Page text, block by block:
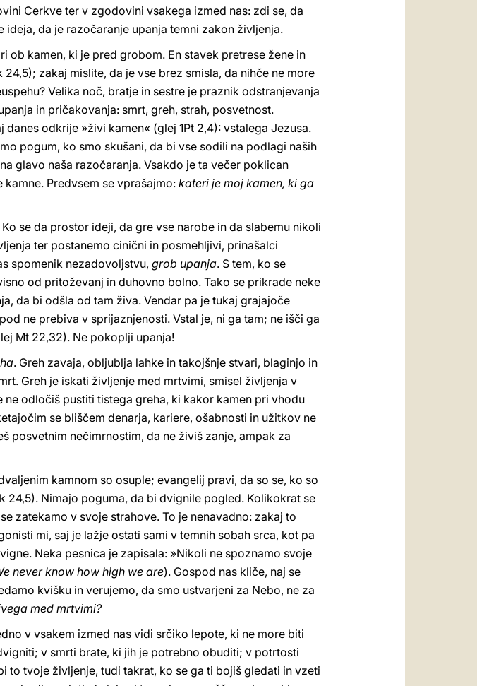
Cerkve ter v zgodovini vsakega izmed nas: zdi se, da
da je razočaranje upanja temni zakon življenja.
ob kamen, ki je pred grobom. En stavek pretrese žene in
zakaj mislite, da je vse brez smisla, da nihče ne more
Velika noč, bratje in sestre je praznik odstranjevanja
in pričakovanja: smrt, greh, strah, posvetnost.
odkrije »živi kamen« (glej 1Pt 2,4): vstalega Jezusa.
pogum, ko smo skušani, da bi vse sodili na podlagi naših
glavo naša razočaranja. Vsakdo je ta večer poklican
Predvsem se vprašajmo: kateri je moj kamen, ki ga
Ko se da prostor ideji, da gre vse narobe in da slabemu nikoli
ter postanemo cinični in posmehljivi, prinašalci
spomenik nezadovoljstvu, grob upanja. S tem, ko se
od pritoževanj in duhovno bolno. Tako se prikrade neke
da bi odšla od tam živa. Vendar pa je tukaj grajajoče
ne prebiva v sprijaznjenosti. Vstal je, ni ga tam; ne išči ga
Mt 22,32). Ne pokoplji upanja!
. Greh zavaja, obljublja lahke in takojšnje stvari, blaginjo in
Greh je iskati življenje med mrtvimi, smisel življenja v
ne odločiš pustiti tistega greha, ki kakor kamen pri vhodu
se bliščem denarja, kariere, ošabnosti in užitkov ne
posvetnim nečimrnostim, da ne živiš zanje, ampak za
kamnom so osuple; evangelij pravi, da so se, ko so
24,5). Nimajo poguma, da bi dvignile pogled. Kolikokrat se
zatekamo v svoje strahove. To je nenavadno: zakaj to
mi, saj je lažje ostati sami v temnih sobah srca, kot pa
Neka pesnica je zapisala: »Nikoli ne spoznamo svoje
never know how high we are). Gospod nas kliče, naj se
kvišku in verujemo, da smo ustvarjeni za Nebo, ne za
med mrtvimi?
v vsakem izmed nas vidi srčiko lepote, ki ne more biti
v smrti brate, ki jih je potrebno obuditi; v potrtosti
to tvoje življenje, tudi takrat, ko se ga ti bojiš gledati in vzeti